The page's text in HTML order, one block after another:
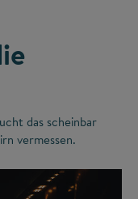
das scheinbar
vermessen.